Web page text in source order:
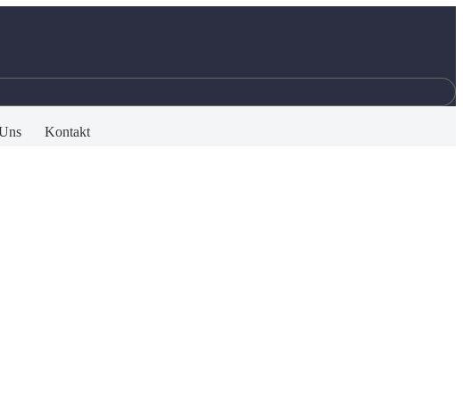
Kontakt